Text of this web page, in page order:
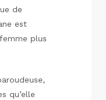
de
est
plus
qu’elle